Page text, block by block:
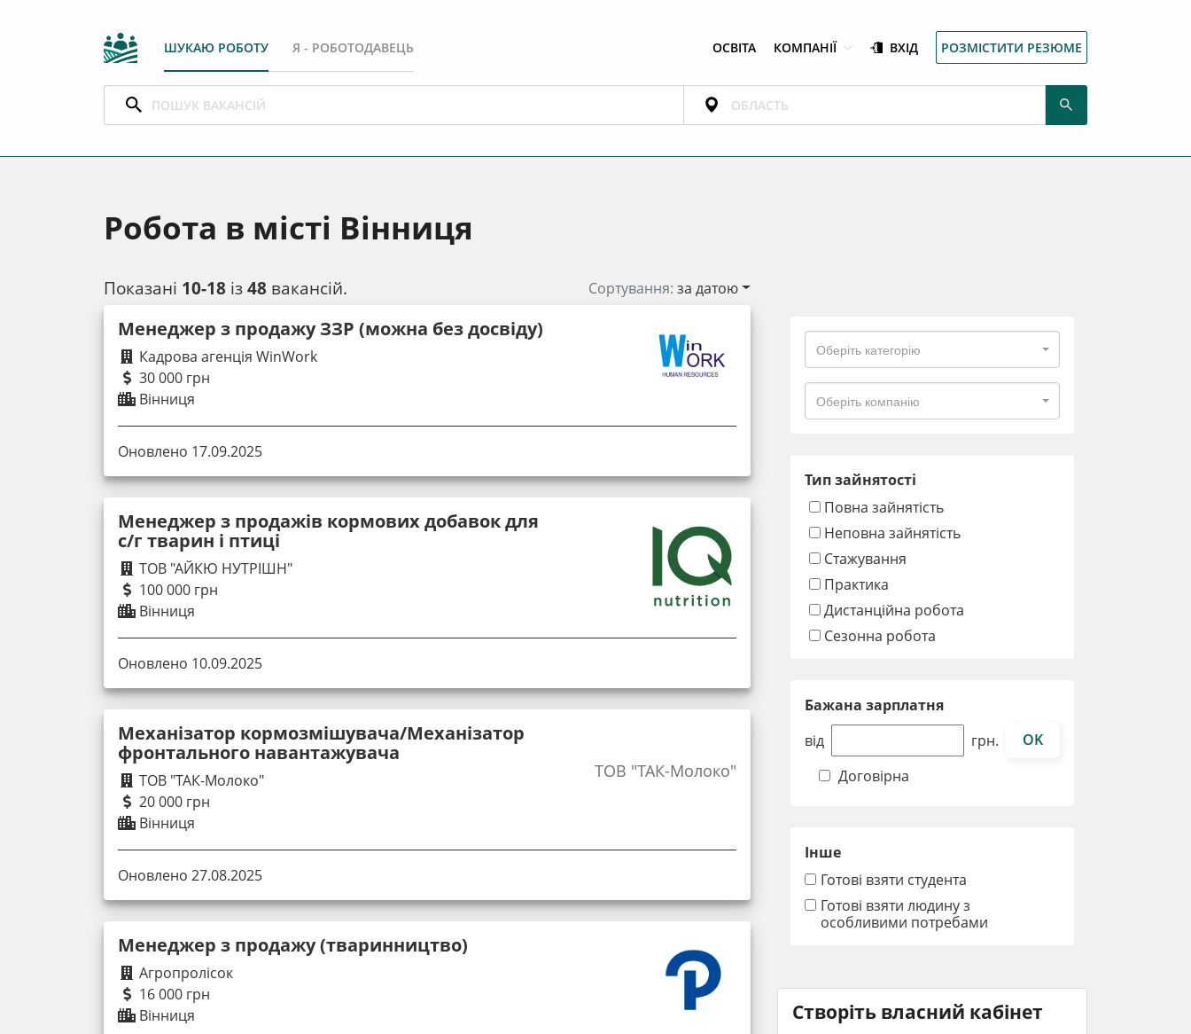
ШУКАЮ РОБОТУ Я - РОБОТОДАВЕЦЬ ОСВІТА КОМПАНІЇ ВХІД РОЗМІСТИТИ РЕЗЮМЕ
Робота в місті Вінниця
Показані 10-18 із48 вакансій. Сортування:за датою
Менеджер з продажу ЗЗР (можна без досвіду)
Кадрова агенція WinWork
30 000 грн
Вінниця
Оновлено 17.09.2025
Менеджер з продажів кормових добавок для
с/г тварин і птиці
ТОВ "АЙКЮ НУТРІШН"
100 000 грн
Вінниця
Оновлено 10.09.2025
Механізатор кормозмішувача/Механізатор
фронтального навантажувача
ТОВ "ТАК-Молоко"
20 000 грн
Вінниця
ТОВ "ТАК-Молоко"
Оновлено 27.08.2025
Менеджер з продажу (тваринництво)
Агропролісок
16 000 грн
Вінниця
Оберіть категорію
Оберіть компанію
Тип зайнятості
Повна зайнятість
Неповна зайнятість
Стажування
Практика
Дистанційна робота
Сезонна робота
Бажана зарплатня
від
грн.
OK
Договірна
Інше
Готові взяти студента
Готові взяти людину з
особливими потребами
Створіть власний кабінет